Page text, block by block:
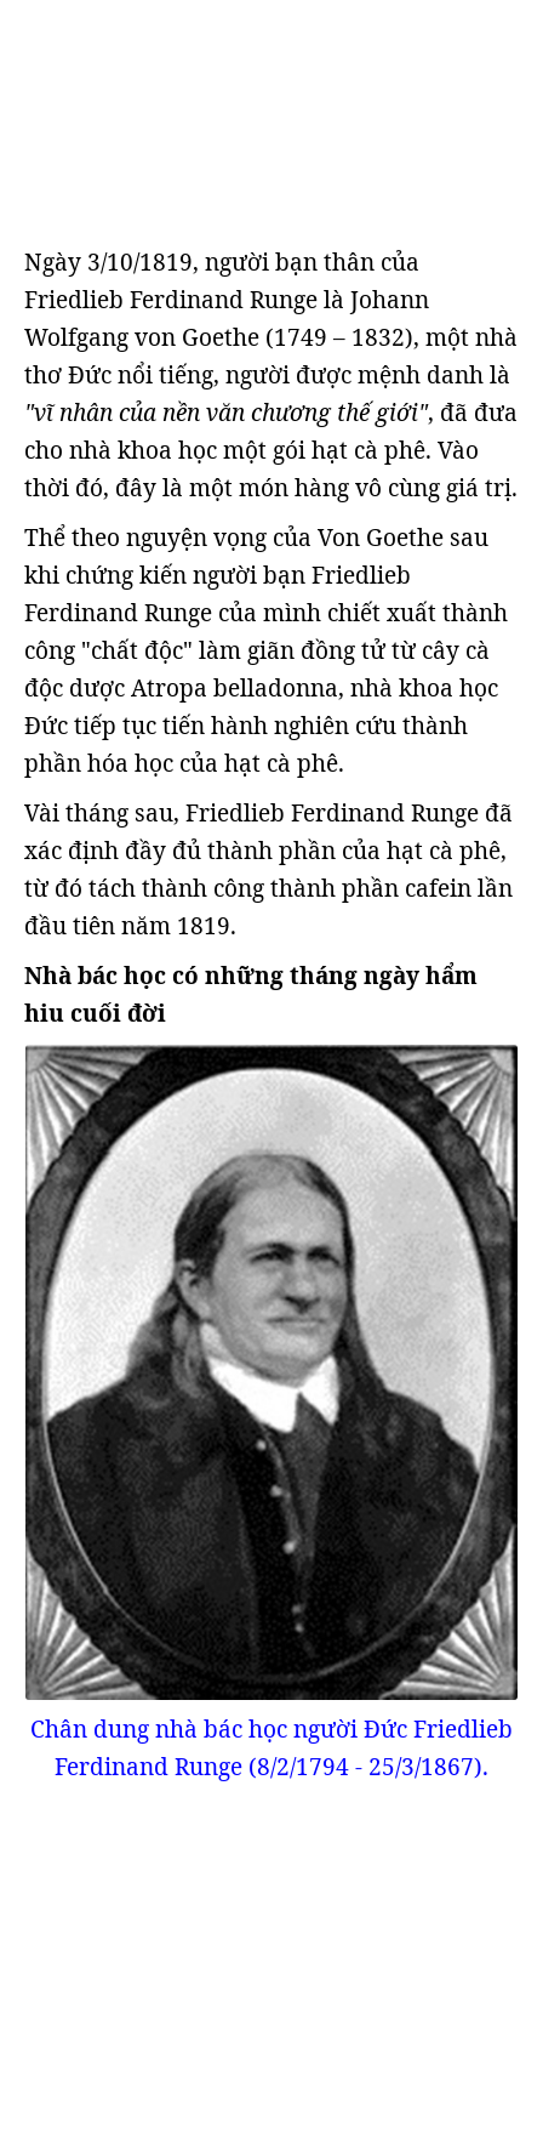
Ngày 3/10/1819, người bạn thân của
Friedlieb Ferdinand Runge là Johann
Wolfgang von Goethe (1749 – 1832), một nhà
thơ Đức nổi tiếng, người được mệnh danh là
"vĩ nhân của nền văn chương thế giới", đã đưa
cho nhà khoa học một gói hạt cà phê. Vào
thời đó, đây là một món hàng vô cùng giá trị.
Thể theo nguyện vọng của Von Goethe sau
khi chứng kiến người bạn Friedlieb
Ferdinand Runge của mình chiết xuất thành
công "chất độc" làm giãn đồng tử từ cây cà
độc dược Atropa belladonna, nhà khoa học
Đức tiếp tục tiến hành nghiên cứu thành
phần hóa học của hạt cà phê.
Vài tháng sau, Friedlieb Ferdinand Runge đã
xác định đầy đủ thành phần của hạt cà phê,
từ đó tách thành công thành phần cafein lần
đầu tiên năm 1819.
Nhà bác học có những tháng ngày hẩm
hiu cuối đời
Chân dung nhà bác học người Đức Friedlieb
Ferdinand Runge (8/2/1794 - 25/3/1867).